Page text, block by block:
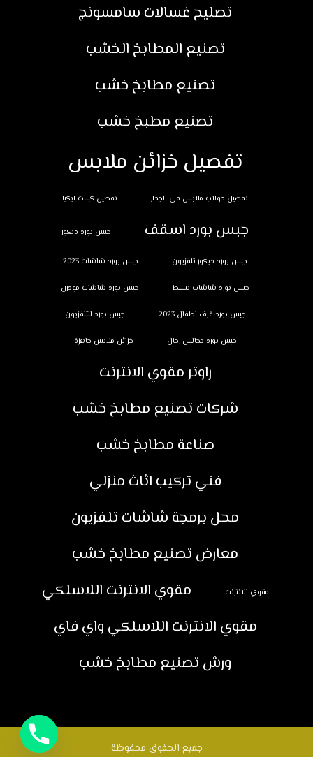
تصليح غسالات سامسونج
تصنيع المطابخ الخشب
تصنيع مطابخ خشب
تصنيع مطبخ خشب
تفصيل خزائن ملابس
تفصيل دولاب ملابس في الجدار تفصيل كبتات ايكيا
جبس بورد اسقف جبس بورد ديكور
جبس بورد ديكور تلفزيون جبس بورد شاشات 2023
جبس بورد شاشات بسيط جبس بورد شاشات مودرن
جبس بورد غرف اطفال 2023 جبس بورد للتلفزيون
جبس بورد مجالس رجال خزائن ملابس جاهزة
راوتر مقوي الانترنت
شركات تصنيع مطابخ خشب
صناعة مطابخ خشب
فني تركيب اثاث منزلي
محل برمجة شاشات تلفزيون
معارض تصنيع مطابخ خشب
مقوي الانترنت
مقوي الانترنت اللاسلكي
مقوي الانترنت اللاسلكي واي فاي
ورش تصنيع مطابخ خشب
جميع الحقوق محفوظة